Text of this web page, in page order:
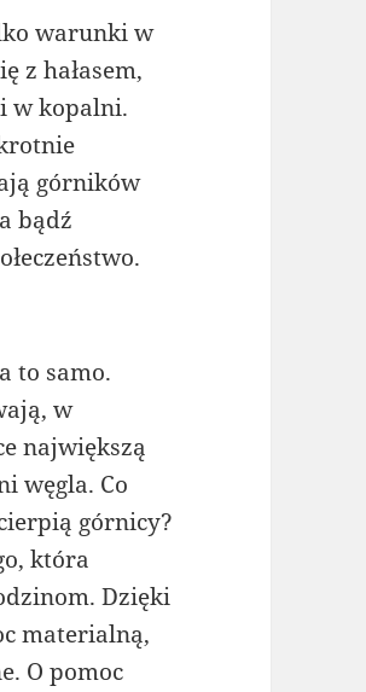
warunki w
z hałasem,
w kopalni.
górników
bądź
to samo.
w
największą
węgla. Co
górnicy?
która
Dzięki
materialną,
O pomoc